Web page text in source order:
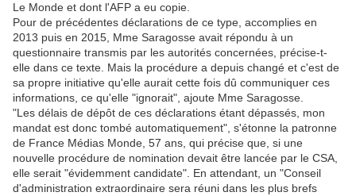
Le Monde et dont l'AFP a eu copie.
Pour de précédentes déclarations de ce type, accomplies en
2013 puis en 2015, Mme Saragosse avait répondu à un
questionnaire transmis par les autorités concernées, précise-t-
elle dans ce texte. Mais la procédure a depuis changé et c'est de
sa propre initiative qu'elle aurait cette fois dû communiquer ces
informations, ce qu'elle "ignorait", ajoute Mme Saragosse.
"Les délais de dépôt de ces déclarations étant dépassés, mon
mandat est donc tombé automatiquement", s'étonne la patronne
de France Médias Monde, 57 ans, qui précise que, si une
nouvelle procédure de nomination devait être lancée par le CSA,
elle serait "évidemment candidate". En attendant, un "Conseil
d'administration extraordinaire sera réuni dans les plus brefs